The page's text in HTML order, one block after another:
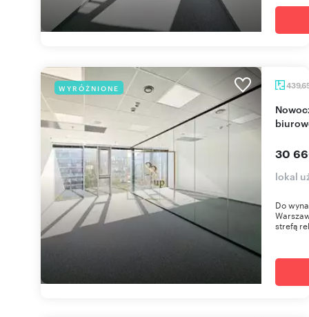
WYRÓŻNIONE
Nowoczesne biuro 440 m² w prestiżowym
30
lokal
Do
strefą